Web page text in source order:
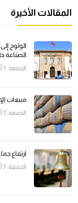
المقالات الأخيرة
الولوج
الصناعة
الجمعة, 7 أغسطس 2026, 14:00
مبيعات الإسمنت تتجاوز
الجمعة, 7 أغسطس 2026, 13:00
ارتفاع
الجمعة, 7 أغسطس 2026, 11:58